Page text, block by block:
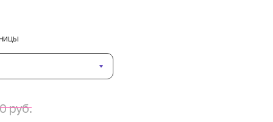
руб.